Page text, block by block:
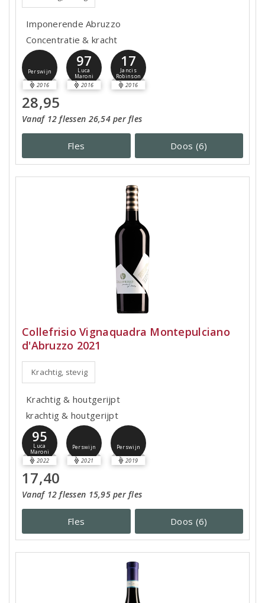
Imponerende Abruzzo
Concentratie & kracht
Perswijn
2016
97
Luca
Maroni
2016
17
Jancis
Robinson
2016
28,95
Vanaf 12 flessen 26,54 per fles
Fles Doos (6)
Collefrisio Vignaquadra Montepulciano
d'Abruzzo 2021
Krachtig, stevig
Krachtig & houtgerijpt
krachtig & houtgerijpt
95
Luca
Maroni
2022
Perswijn
2021
Perswijn
2019
17,40
Vanaf 12 flessen 15,95 per fles
Fles Doos (6)